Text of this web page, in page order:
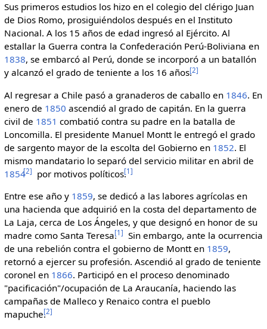
Sus primeros estudios los hizo en el colegio del clérigo Juan
de Dios Romo, prosiguiéndolos después en el Instituto
Nacional. A los 15 años de edad ingresó al Ejército. Al
estallar la Guerra contra la Confederación Perú-Boliviana en
1838, se embarcó al Perú, donde se incorporó a un batallón
y alcanzó el grado de teniente a los 16 años.
[2]
Al regresar a Chile pasó a granaderos de caballo en 1846. En
enero de 1850 ascendió al grado de capitán. En la guerra
civil de 1851 combatió contra su padre en la batalla de
Loncomilla. El presidente Manuel Montt le entregó el grado
de sargento mayor de la escolta del Gobierno en 1852. El
mismo mandatario lo separó del servicio militar en abril de
1854
[2] por motivos políticos.
[1 ]
Entre ese año y 1859, se dedicó a las labores agrícolas en
una hacienda que adquirió en la costa del departamento de
La Laja, cerca de Los Ángeles, y que designó en honor de su
madre como Santa Teresa.[1 ] Sin embargo, ante la ocurrencia
de una rebelión contra el gobierno de Montt en 1859,
retornó a ejercer su profesión. Ascendió al grado de teniente
coronel en 1866. Participó en el proceso denominado
"pacificación"/ocupación de La Araucanía, haciendo las
campañas de Malleco y Renaico contra el pueblo
mapuche.[2]